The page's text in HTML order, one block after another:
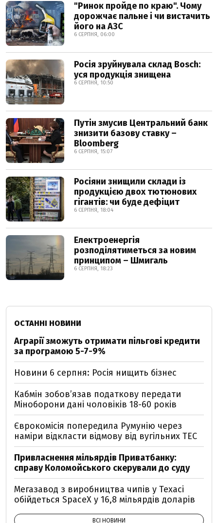
"Ринок пройде по краю". Чому
дорожчає пальне і чи вистачить
його на АЗС
6 СЕРПНЯ, 06:00
Росія зруйнувала склад Bosch:
уся продукція знищена
6 СЕРПНЯ, 10:50
Путін змусив Центральний банк
знизити базову ставку –
Bloomberg
6 СЕРПНЯ, 15:07
Росіяни знищили склади із
продукцією двох тютюнових
гігантів: чи буде дефіцит
6 СЕРПНЯ, 18:04
Електроенергія
розподілятиметься за новим
принципом – Шмигаль
6 СЕРПНЯ, 18:23
ОСТАННІ НОВИНИ
Аграрії зможуть отримати пільгові кредити
за програмою 5-7-9%
Новини 6 серпня: Росія нищить бізнес
Кабмін зобовʼязав податкову передати
Міноборони дані чоловіків 18-60 років
Єврокомісія попередила Румунію через
наміри відкласти відмову від вугільних ТЕС
Привласнення мільярдів Приватбанку:
справу Коломойського скерували до суду
Мегазавод з виробництва чипів у Техасі
обійдеться SpaceX у 16,8 мільярдів доларів
ВСІ НОВИНИ